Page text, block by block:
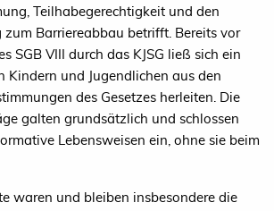
Teilhabegerechtigkeit und den
Barriereabbau betrifft. Bereits vor
SGB VIII durch das KJSG ließ sich ein
Kindern und Jugendlichen aus den
des Gesetzes herleiten. Die
galten grundsätzlich und schlossen
Lebensweisen ein, ohne sie beim
waren und bleiben insbesondere die